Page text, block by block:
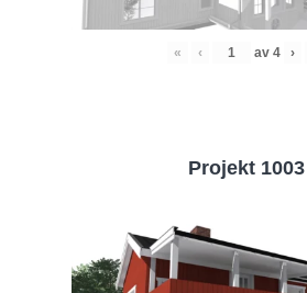
« ‹ av 4 ›
Projekt 1003